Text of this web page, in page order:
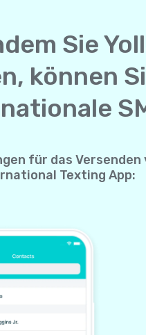
Sie
können
für das
Texting App: